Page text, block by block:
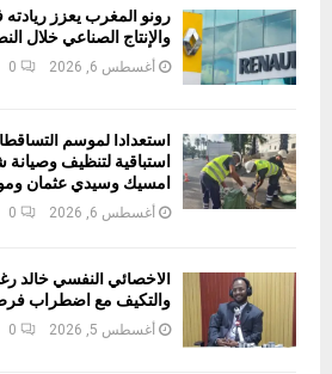
رونو المغرب يعزز
والإنتاج الصناعي خلال
أغسطس 6, 2026 0
استعدادا لموسم
استباقية لتنظيف وصيانة
امسيك وسيدي عثمان
أغسطس 6, 2026 0
الأخصائي النفسي خالد
والتكيف مع اضطراب
أغسطس 5, 2026 0